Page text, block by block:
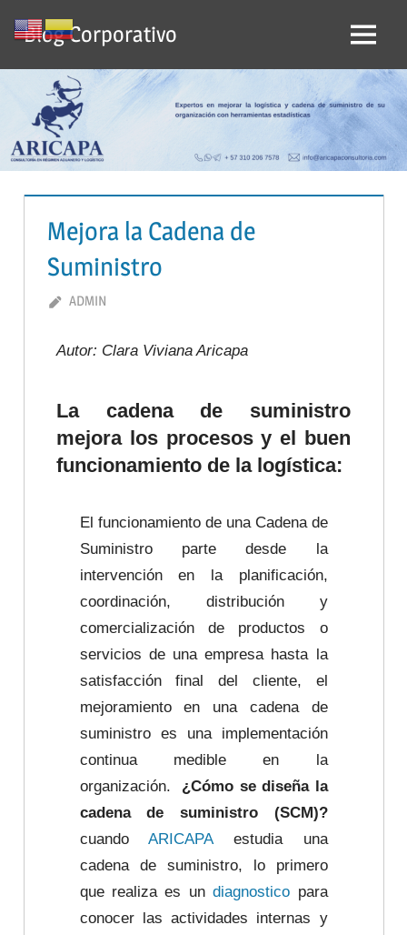
Blog Corporativo
Mejora la Cadena de
Suministro
MARZO 17, 2022
ADMIN
Autor: Clara Viviana Aricapa
La cadena de suministro
mejora los procesos y el buen
funcionamiento de la logística:
El funcionamiento de una Cadena de
Suministro parte desde la
intervención en la planificación,
coordinación, distribución y
comercialización de productos o
servicios de una empresa hasta la
satisfacción final del cliente, el
mejoramiento en una cadena de
suministro es una implementación
continua medible en la
organización. ¿Cómo se diseña la
cadena de suministro (SCM)?
cuandoARICAPAestudia una
cadena de suministro, lo primero
que realiza es undiagnostico para
conocer las actividades internas y